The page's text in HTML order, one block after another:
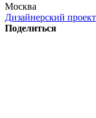
Москва
Дизайнерский
Поделиться